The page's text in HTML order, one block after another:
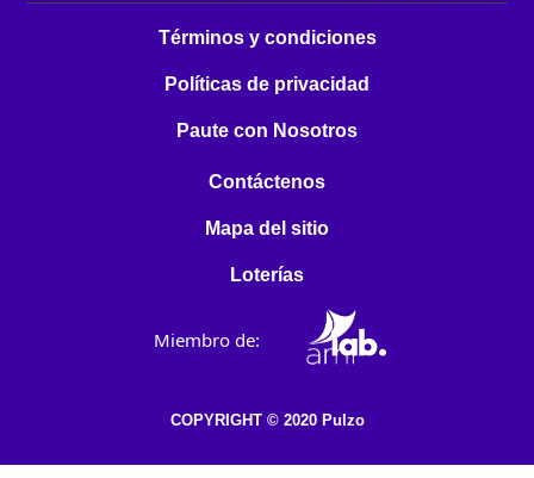
Términos y condiciones
Políticas de privacidad
Paute con Nosotros
Contáctenos
Mapa del sitio
Loterías
Miembro de:
COPYRIGHT © 2020 Pulzo